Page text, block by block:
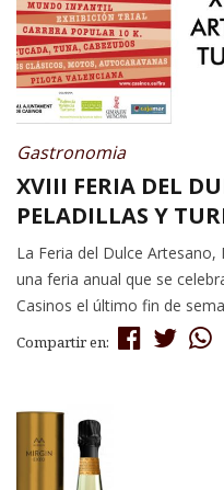
Gastronomia
XVIII FERIA DEL
PELADILLAS Y
La Feria del Dulce Artesano,
una feria anual que se
Casinos el último fin de
Compartir en: